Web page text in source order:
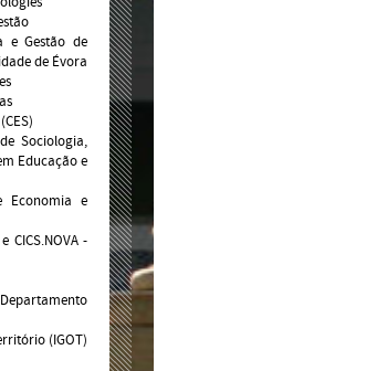
e Gestão de
de Évora
Sociologia,
Educação e
Economia e
CICS.NOVA -
(IGOT)